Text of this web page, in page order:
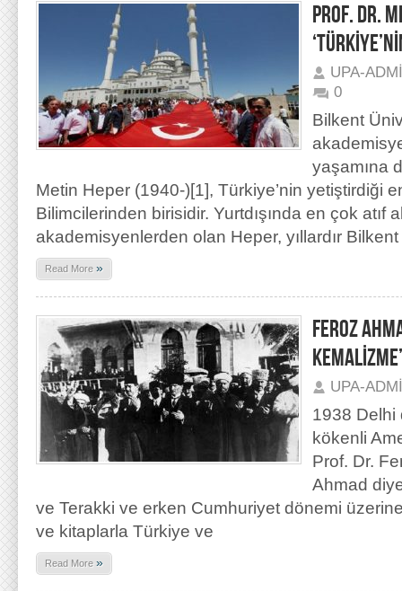
PROF. DR.
UPA-
0
Bilkent
yaşamına
Metin Heper (1940-)[1], Türkiye’nin yetiştirdiği
Bilimcilerinden birisidir. Yurtdışında en çok atıf
akademisyenlerden olan Heper, yıllardır
Read More »
FEROZ
KEMALİZME’
UPA-
1938 Delhi
kökenli
Prof. Dr.
Ahmad
ve Terakki ve erken Cumhuriyet dönemi
ve kitaplarla Türkiye ve
Read More »